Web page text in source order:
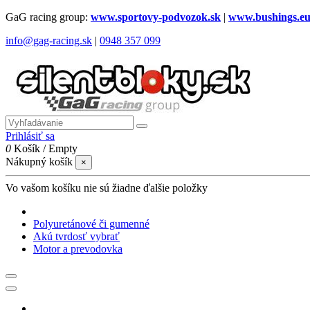
GaG racing group: www.sportovy-podvozok.sk | www.bushings.eu
info@gag-racing.sk | 0948 357 099
Prihlásiť sa
0 Košík /Empty
Nákupný košík
×
Vo vašom košíku nie sú žiadne ďalšie položky
Polyuretánové či gumenné
Akú tvrdosť vybrať
Motor a prevodovka